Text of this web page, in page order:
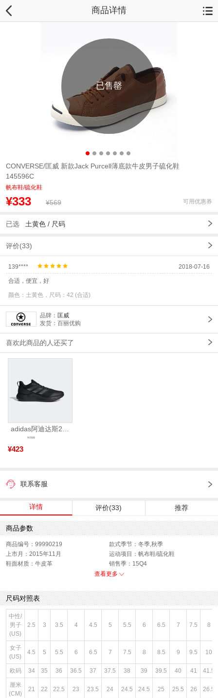
商品详情
已售罄
CONVERSE/匡威 新款Jack Purcell薄底款牛皮男子硫化鞋
145596C
帆布鞋/硫化鞋
¥333 ¥569 可用优惠券
已选 土黄色 / 尺码
评价(33)
139**** 2018-07-16
合适，便宜，好
颜色：土黄色，尺码：42 (合适)
品牌： 匡威
发货：百丽优购
喜欢此商品的人还买了
¥423
¥799
联系客服
详情 评价(33) 推荐
商品参数
商品编号：99990219
款式季节：冬季,秋季
上市月：2015年11月
运动项目：帆布鞋/硫化鞋
鞋面材质：牛皮革
销售季：15Q4
货品来源：招商
色系：黄色
风格：休闲
闭合方式：前系带
查看更多
尺码对照表
中性/
男子
(US)
2.5 3 3.5 4 4.5 5 5.5 6 6.5 7 7.5 8
女子
(US)
4.5 5 5.5 6 6.5 7 7.5 8 8.5 9 9.5 10
欧码 34 35 36 36.5 37 37.5 38 39 39.5 40 41 41.5
厘米
(CM)
21 22 22.5 23 23.5 24 24.5 24.5 25 25.5 26 26.5